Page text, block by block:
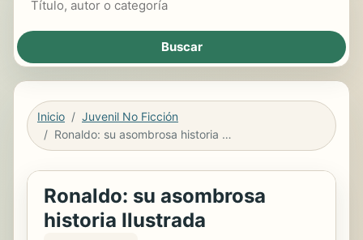
Inicio
Juvenil No Ficción
Ronaldo: su asombrosa historia Ilustrada
Ronaldo: su asombrosa
historia Ilustrada